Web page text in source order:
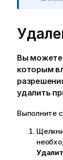
Вы
которым
удалить
Выполните